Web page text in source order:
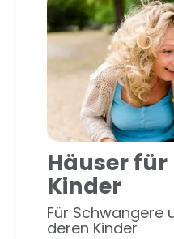
Häuser
Kinder
Für Schwangere
deren Kinder